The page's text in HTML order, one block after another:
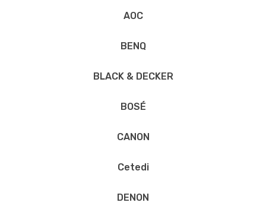
AOC
BENQ
BLACK & DECKER
BOSÉ
CANON
Cetedi
DENON